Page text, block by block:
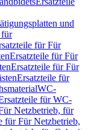
und
für
für Für
Ersatzteile für Für
Ersatzteile für Für
Ersatzteile für
WC-
für WC-
Netzbetrieb, für
für Für Netzbetrieb,